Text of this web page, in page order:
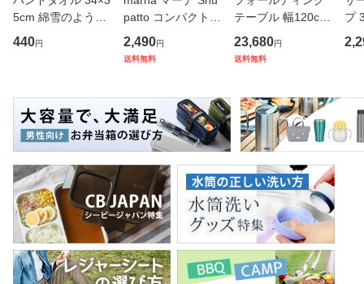
5cm 綿雪のような
タオル ベルベット
カラー （ タオル
ンカチ 洗面タオル
綿 コッ
440円
patto コンパクトバ
ッグ M／2020 S46
7 （ シュパット エ
コバッグ マイバッ
物バッグ 洗濯可能
北欧 コ
2,490円
送料無料
テーブル 幅120cm
奥行き45cm キャ
スター付き 折りた
たみ （ 法人限定
ッキング 会議机 ミ
ーティング
23,680円
送料無料
プ
フ
ス
マ
保